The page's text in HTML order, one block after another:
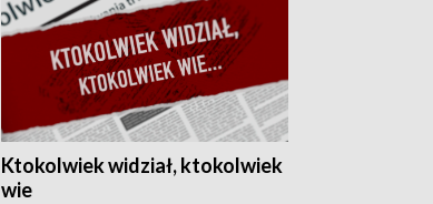
Ktokolwiek widział, ktokolwiek
wie